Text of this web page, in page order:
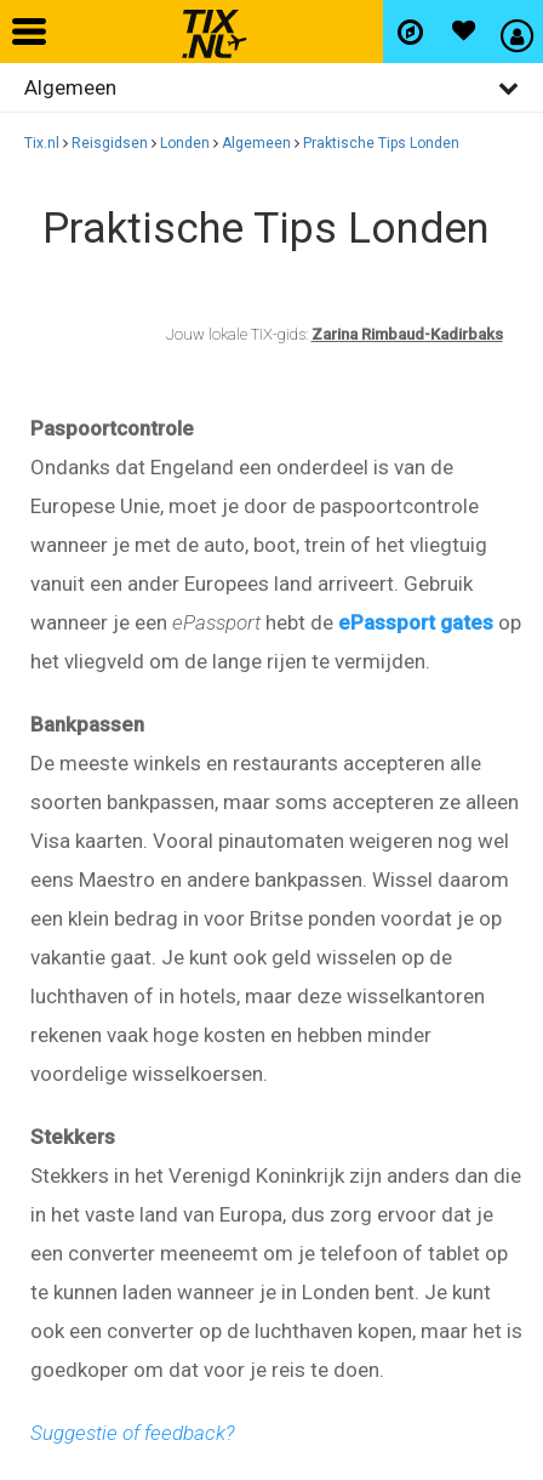
Home
Hotels
Activiteiten
Algemeen
Bezienswaardigheden
Uitgaan
Tix.nl Reisgidsen Londen Algemeen Praktische Tips Londen
Praktische Tips Londen
Jouw lokale TIX-gids: Zarina Rimbaud-Kadirbaks
Paspoortcontrole
Ondanks dat Engeland een onderdeel is van de
Europese Unie, moet je door de paspoortcontrole
wanneer je met de auto, boot, trein of het vliegtuig
vanuit een ander Europees land arriveert. Gebruik
wanneer je een ePassporthebt de ePassport gates op
het vliegveld om de lange rijen te vermijden.
Bankpassen
De meeste winkels en restaurants accepteren alle
soorten bankpassen, maar soms accepteren ze alleen
Visa kaarten. Vooral pinautomaten weigeren nog wel
eens Maestro en andere bankpassen. Wissel daarom
een klein bedrag in voor Britse ponden voordat je op
vakantie gaat. Je kunt ook geld wisselen op de
luchthaven of in hotels, maar deze wisselkantoren
rekenen vaak hoge kosten en hebben minder
voordelige wisselkoersen.
Stekkers
Stekkers in het Verenigd Koninkrijk zijn anders dan die
in het vaste land van Europa, dus zorg ervoor dat je
een converter meeneemt om je telefoon of tablet op
te kunnen laden wanneer je in Londen bent. Je kunt
ook een converter op de luchthaven kopen, maar het is
goedkoper om dat voor je reis te doen.
Suggestie of feedback?